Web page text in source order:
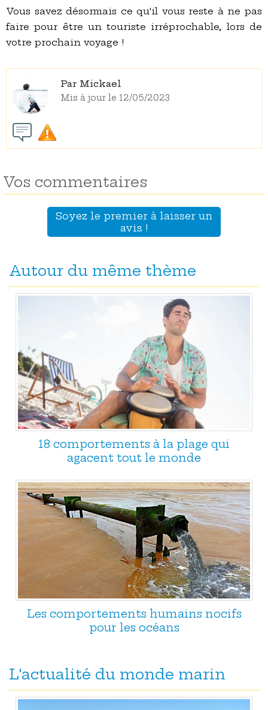
Vous savez désormais ce qu'il vous reste à ne pas
faire pour être un touriste irréprochable, lors de
votre prochain voyage !
Par Mickael
Mis à jour le 12/05/2023
Vos commentaires
Soyez le premier à laisser un
avis !
Autour du même thème
18 comportements à la plage qui
agacent tout le monde
Les comportements humains nocifs
pour les océans
L'actualité du monde marin